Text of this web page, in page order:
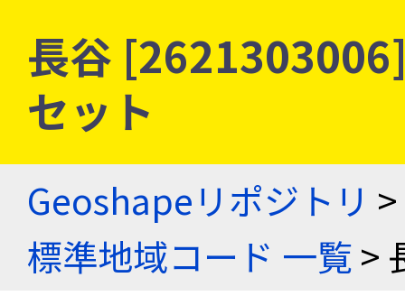
長谷
セット
Geoshapeリポジトリ >
標準地域コード 一覧>